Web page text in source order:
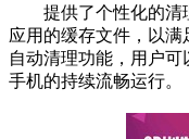
提供了个性化的清
应用的缓存文件，以
自动清理功能，用户
手机的持续流畅运行。